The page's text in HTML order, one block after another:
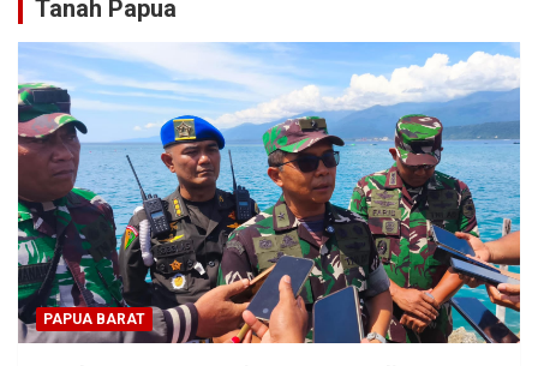
Tanah Papua
PAPUA BARAT